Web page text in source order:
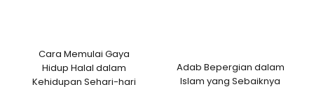
Cara Memulai Gaya
Hidup Halal dalam
Kehidupan Sehari-hari
Adab Bepergian dalam
Islam yang Sebaiknya